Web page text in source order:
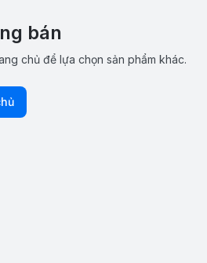
bán
chủ để lựa chọn sản phẩm khác.